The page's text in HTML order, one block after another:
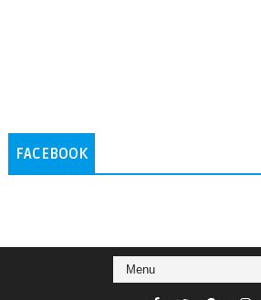
FACEBOOK